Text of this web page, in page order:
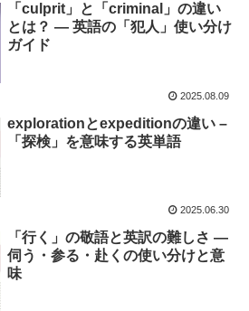
「culprit」と「criminal」の違い
とは？ ― 英語の「犯人」使い分け
ガイド
2025.08.09
explorationとexpeditionの違い –
「探検」を意味する英単語
2025.06.30
「行く」の敬語と英訳の難しさ —
伺う・参る・赴くの使い分けと意
味